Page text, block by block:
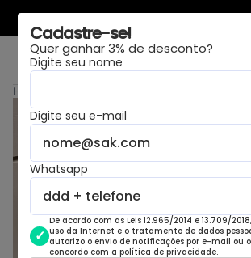
LAYOUT NOVO, MESMA LOJA
Home
Cadastre-se!
Quer ganhar 3% de desconto?
Digite seu nome
Digite seu e-mail
Whatsapp
De acordo com as Leis 12.965/2014 e 13.709/
uso da Internet e o tratamento de dados
autorizo o envio de notificações por e-mail ou
concordo com a política de privacidade.